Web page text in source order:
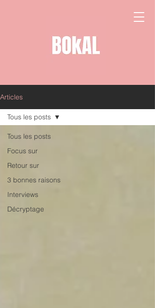
Articles
Tous les posts
Focus sur
Retour sur
3 bonnes raisons
Interviews
Décryptage
Tous les posts